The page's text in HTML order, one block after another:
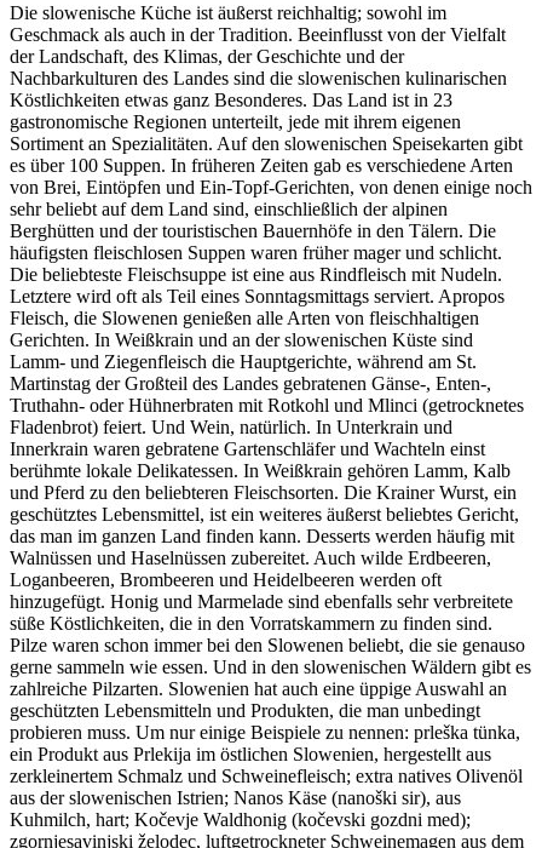
Die slowenische Küche ist äußerst reichhaltig; sowohl im
Geschmack als auch in der Tradition. Beeinflusst von der Vielfalt
der Landschaft, des Klimas, der Geschichte und der
Nachbarkulturen des Landes sind die slowenischen kulinarischen
Köstlichkeiten etwas ganz Besonderes. Das Land ist in 23
gastronomische Regionen unterteilt, jede mit ihrem eigenen
Sortiment an Spezialitäten. Auf den slowenischen Speisekarten gibt
es über 100 Suppen. In früheren Zeiten gab es verschiedene Arten
von Brei, Eintöpfen und Ein-Topf-Gerichten, von denen einige noch
sehr beliebt auf dem Land sind, einschließlich der alpinen
Berghütten und der touristischen Bauernhöfe in den Tälern. Die
häufigsten fleischlosen Suppen waren früher mager und schlicht.
Die beliebteste Fleischsuppe ist eine aus Rindfleisch mit Nudeln.
Letztere wird oft als Teil eines Sonntagsmittags serviert. Apropos
Fleisch, die Slowenen genießen alle Arten von fleischhaltigen
Gerichten. In Weißkrain und an der slowenischen Küste sind
Lamm- und Ziegenfleisch die Hauptgerichte, während am St.
Martinstag der Großteil des Landes gebratenen Gänse-, Enten-,
Truthahn- oder Hühnerbraten mit Rotkohl und Mlinci (getrocknetes
Fladenbrot) feiert. Und Wein, natürlich. In Unterkrain und
Innerkrain waren gebratene Gartenschläfer und Wachteln einst
berühmte lokale Delikatessen. In Weißkrain gehören Lamm, Kalb
und Pferd zu den beliebteren Fleischsorten. Die Krainer Wurst, ein
geschütztes Lebensmittel, ist ein weiteres äußerst beliebtes Gericht,
das man im ganzen Land finden kann. Desserts werden häufig mit
Walnüssen und Haselnüssen zubereitet. Auch wilde Erdbeeren,
Loganbeeren, Brombeeren und Heidelbeeren werden oft
hinzugefügt. Honig und Marmelade sind ebenfalls sehr verbreitete
süße Köstlichkeiten, die in den Vorratskammern zu finden sind.
Pilze waren schon immer bei den Slowenen beliebt, die sie genauso
gerne sammeln wie essen. Und in den slowenischen Wäldern gibt es
zahlreiche Pilzarten. Slowenien hat auch eine üppige Auswahl an
geschützten Lebensmitteln und Produkten, die man unbedingt
probieren muss. Um nur einige Beispiele zu nennen: prleška tünka,
ein Produkt aus Prlekija im östlichen Slowenien, hergestellt aus
zerkleinertem Schmalz und Schweinefleisch; extra natives Olivenöl
aus der slowenischen Istrien; Nanos Käse (nanoški sir), aus
Kuhmilch, hart; Kočevje Waldhonig (kočevski gozdni med);
zgornjesavinjski želodec, luftgetrockneter Schweinemagen aus dem